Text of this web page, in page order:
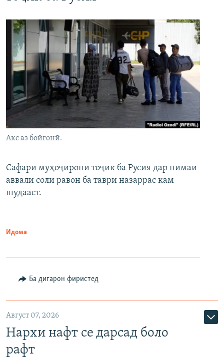
Акс аз бойгонӣ.
Сафари муҳоҷирони тоҷик ба Русия дар нимаи
аввали соли равон ба таври назаррас кам
шудааст.
Идома
Ба дигарон фиристед
Август 07, 2026
Нархи нафт се дарсад боло
рафт